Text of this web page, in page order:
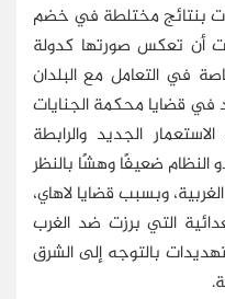
بنتائج مختلطة في خضم
أن تعكس صورتها كدولة
في التعامل مع البلدان
في قضايا محكمة الجنايات
الجديد والرابطة
النظام ضعيفًا وهشًا بالنظر
وبسبب قضايا لاهاي،
التي برزت ضد الغرب
بالتوجه إلى الشرق